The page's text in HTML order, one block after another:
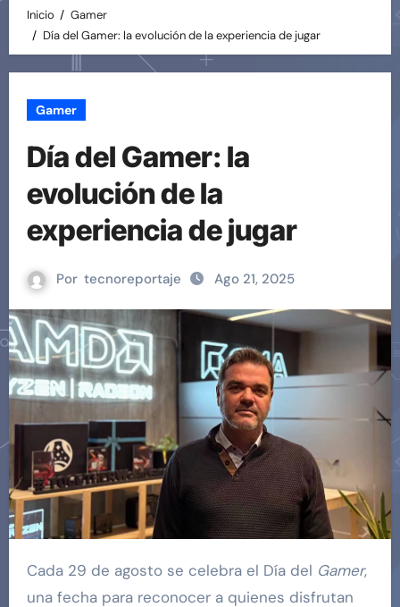
Inicio
Gamer
Día del Gamer: la evolución de la experiencia de jugar
Gamer
Día del Gamer: la
evolución de la
experiencia de jugar
Por tecnoreportaje Ago 21, 2025
Cada 29 de agosto se celebra el Día del Gamer,
una fecha para reconocer a quienes disfrutan